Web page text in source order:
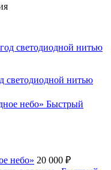
светодиодной нитью
Быстрый
небо» 20 000 ₽